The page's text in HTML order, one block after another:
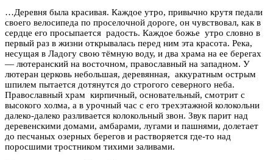
…Деревня была красивая. Каждое утро, привычно крутя педали
своего велосипеда по проселочной дороге, он чувствовал, как в
сердце его просыпается радость. Каждое божье утро словно в
первый раз в жизни открывалась перед ним эта красота. Река,
несущая в Ладогу свою тёмную воду, и два храма на ее берегах
— лютеранский на восточном, православный на западном. У
лютеран церковь небольшая, деревянная, аккуратным острым
шпилем пытается дотянутся до строгого северного неба.
Православный храм кирпичный, основательный, смотрит с
высокого холма, а в урочный час с его трехэтажной колокольни
далеко-далеко разливается колокольный звон. Звук парит над
деревенскими домами, амбарами, лугами и пашнями, долетает
до песчаных озерных берегов и растворяется где-то над
поросшими тростником тихими заливами.